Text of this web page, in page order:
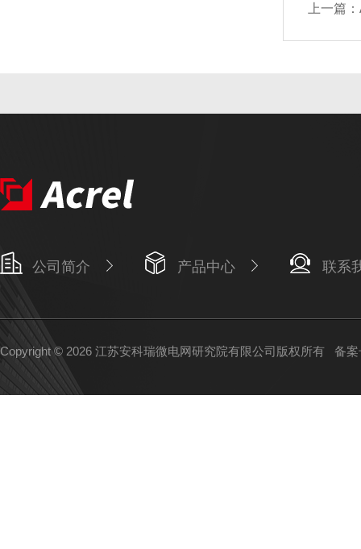
上一篇：
公司简介 产品中心 联系
Copyright © 2026 江苏安科瑞微电网研究院有限公司版权所有 备案